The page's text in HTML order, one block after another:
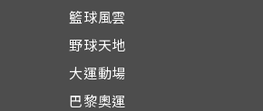
籃球風雲
野球天地
大運動場
巴黎奧運